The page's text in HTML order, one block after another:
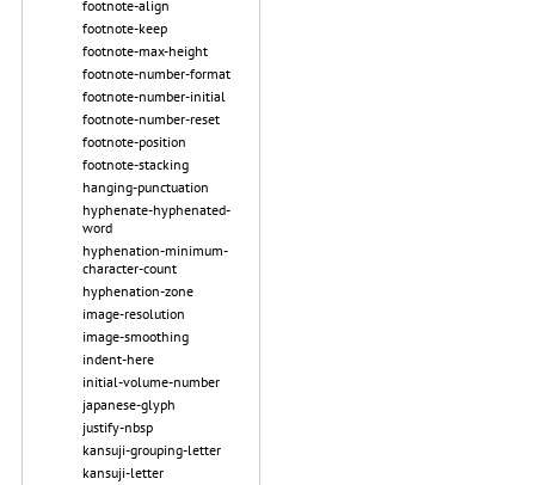
footnote-align
footnote-keep
footnote-max-height
footnote-number-format
footnote-number-initial
footnote-number-reset
footnote-position
footnote-stacking
hanging-punctuation
hyphenate-hyphenated-
word
hyphenation-minimum-
character-count
hyphenation-zone
image-resolution
image-smoothing
indent-here
initial-volume-number
japanese-glyph
justify-nbsp
kansuji-grouping-letter
kansuji-letter